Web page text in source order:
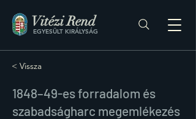
Vitézi Rend
EGYESÜLT KIRÁLYSÁG
< Vissza
1848–49-es forradalom és
szabadságharc megemlékezés